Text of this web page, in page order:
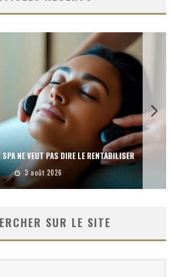
PENSER VOTRE SPA AUTREMENT
3 août 2026
SUR LE SITE